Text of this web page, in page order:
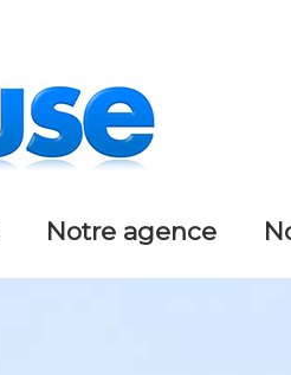
notre agence